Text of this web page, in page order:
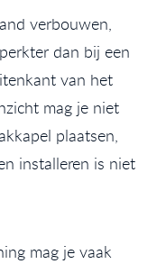
verbouwen,
dan bij een
van het
mag je niet
plaatsen,
installeren is niet
mag je vaak